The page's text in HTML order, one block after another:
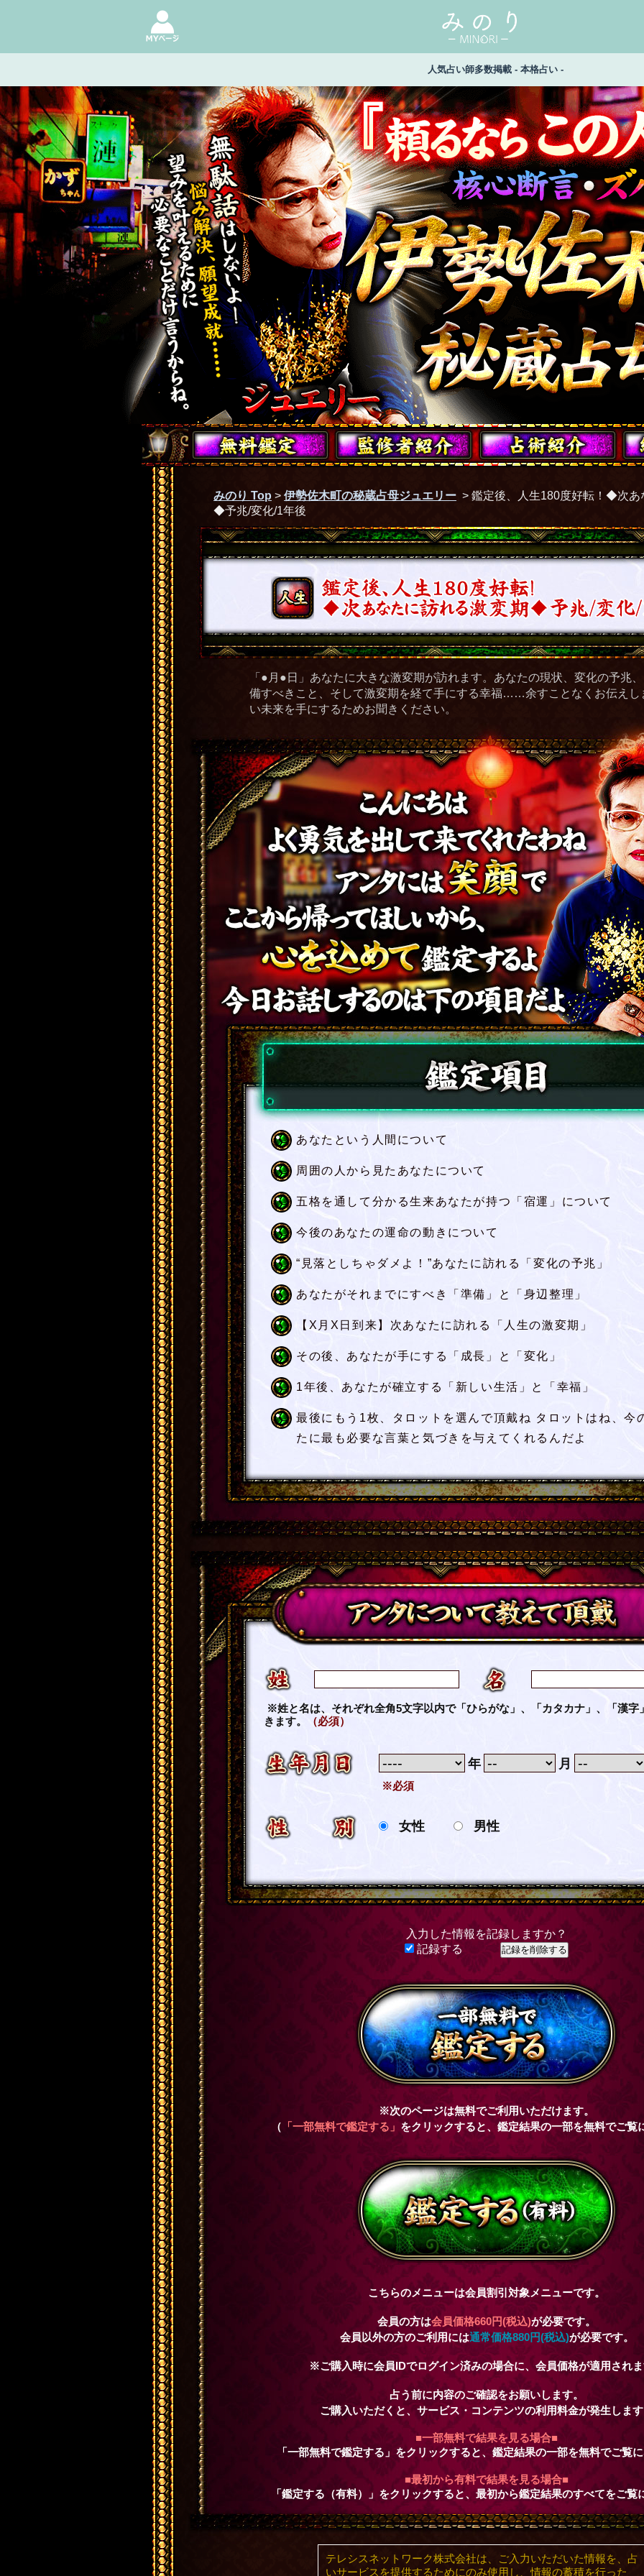
人気占い師多数掲載 - 本格占い -
みのり Top > 伊勢佐木町の秘蔵占母ジュエリー > 鑑定後、人生180度好転！◆次あ
◆予兆/変化/1年後
「●月●日」あなたに大きな激変期が訪れます。あなたの現状、変化の予兆
備すべきこと、そして激変期を経て手にする幸福……余すことなくお伝えし
い未来を手にするためお聞きください。
あなたという人間について
周囲の人から見たあなたについて
五格を通して分かる生来あなたが持つ「宿運」について
今後のあなたの運命の動きについて
“見落としちゃダメよ！”あなたに訪れる「変化の予兆」
あなたがそれまでにすべき「準備」と「身辺整理」
【X月X日到来】次あなたに訪れる「人生の激変期」
その後、あなたが手にする「成長」と「変化」
1年後、あなたが確立する「新しい生活」と「幸福」
最後にもう1枚、タロットを選んで頂戴ね タロットはね、今
たに最も必要な言葉と気づきを与えてくれるんだよ
アンタについて教えて頂戴
姓 名
※姓と名は、それぞれ全角5文字以内で「ひらがな」、「カタカナ」、「漢字
きます。
（必須）
生年月日 年 月
※必須
性別 女性 男性
入力した情報を記録しますか？
記録する
※次のページは無料でご利用いただけます。
（ 「一部無料で鑑定する」 をクリックすると、鑑定結果の一部を無料でご覧
こちらのメニューは会員割引対象メニューです。
会員の方は会員価格660円(税込)が必要です。
会員以外の方のご利用には通常価格880円(税込)が必要です。
※ご購入時に会員IDでログイン済みの場合に、会員価格が適用され
占う前に内容のご確認をお願いします。
ご購入いただくと、サービス・コンテンツの利用料金が発生しま
■一部無料で結果を見る場合■
「一部無料で鑑定する」をクリックすると、鑑定結果の一部を無料でご覧
■最初から有料で結果を見る場合■
「鑑定する（有料）」をクリックすると、最初から鑑定結果のすべてをご覧
テレシスネットワーク株式会社は、ご入力いただいた情報を、占
いサービスを提供するためにのみ使用し、情報の蓄積を行った